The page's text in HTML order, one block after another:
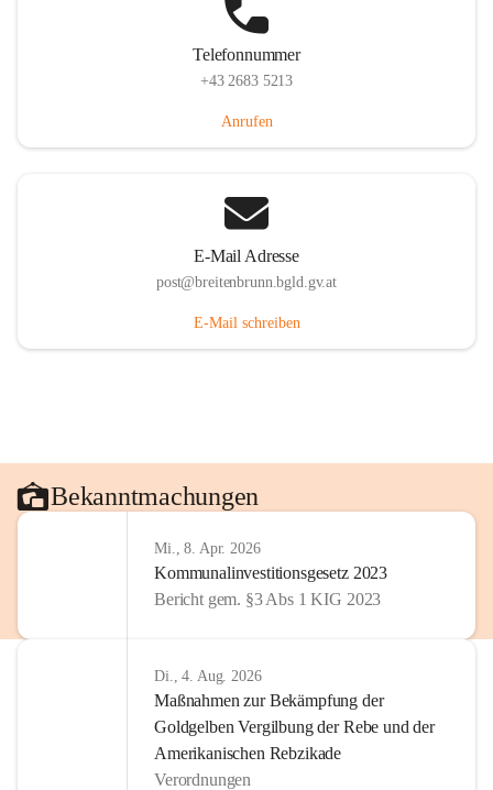
Telefonnummer
+43 2683 5213
Anrufen
E-Mail Adresse
post@breitenbrunn.bgld.gv.at
E-Mail schreiben
Bekanntmachungen
Mi., 8. Apr. 2026
Kommunalinvestitionsgesetz 2023
Bericht gem. §3 Abs 1 KIG 2023
Di., 4. Aug. 2026
Maßnahmen zur Bekämpfung der
Goldgelben Vergilbung der Rebe und der
Amerikanischen Rebzikade
Verordnungen